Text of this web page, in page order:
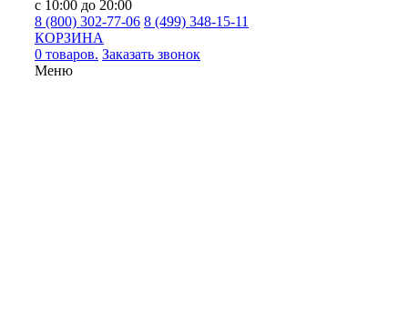
с 10:00 до 20:00
8 (800) 302-77-06 8 (499) 348-15-11
КОРЗИНА
0 товаров. Заказать звонок
Меню